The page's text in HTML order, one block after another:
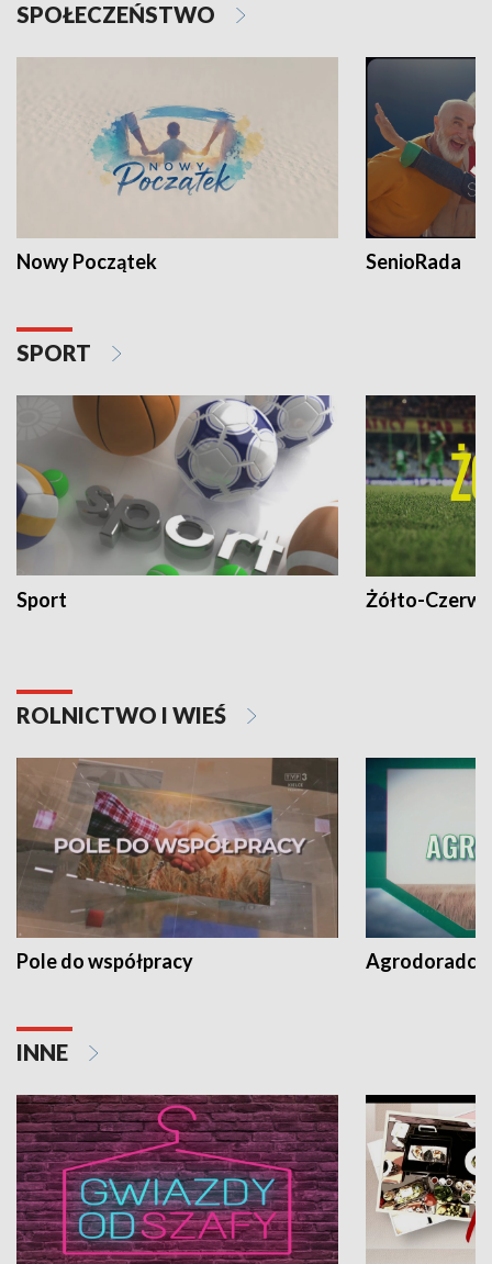
SPOŁECZEŃSTWO
Nowy Początek SenioRada
SPORT
Sport Żółto-
ROLNICTWO I WIEŚ
Pole do współpracy Agrodoradcy
INNE